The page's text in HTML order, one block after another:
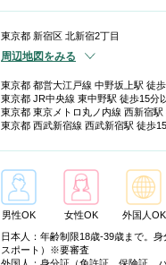
東京都 新宿区 北新宿2丁目
周辺地図をみる
東京都 都営大江戸線 中野坂上駅 徒
東京都 JR中央線 東中野駅 徒歩15分
東京都 東京メトロ丸ノ内線 西新宿駅
東京都 西武新宿線 西武新宿駅 徒歩
男性OK 女性OK
外国人OK
日本人：年齢制限18歳-39歳まで。
スポート）※要審査